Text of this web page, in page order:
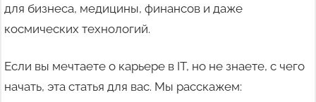
для бизнеса, медицины, финансов и даже
космических технологий.
Если вы мечтаете о карьере в IT, но не знаете, с чего
начать, эта статья для вас. Мы расскажем: